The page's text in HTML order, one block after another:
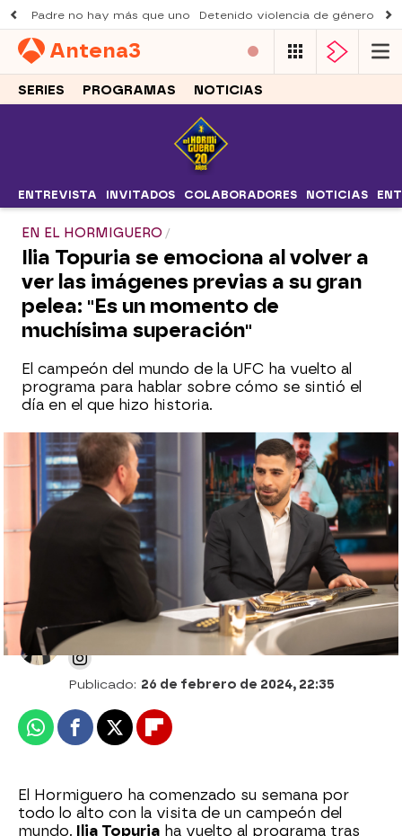
Padre no hay más que uno Detenido violencia de género
Antena3
SERIES PROGRAMAS NOTICIAS
ENTREVISTA INVITADOS COLABORADORES NOTICIAS
EN EL HORMIGUERO
Ilia Topuria se emociona al volver a
ver las imágenes previas a su gran
pelea: "Es un momento de
muchísima superación"
El campeón del mundo de la UFC ha vuelto al
programa para hablar sobre cómo se sintió el
día en el que hizo historia.
Los detalles jamás contados del Ilia
Topuria contra Volkanovski: "Cuando le
conecté el primer golpe, me lo celebró"
Patri Bea
Publicado: 26 de febrero de 2024, 22:35
WhatsappFacebook
X Flipboard
El Hormiguero ha comenzado su semana por
todo lo alto con la visita de un campeón del
mundo. Ilia Topuria ha vuelto al programa tras